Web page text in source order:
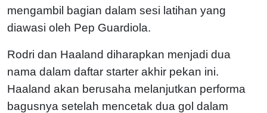
mengambil bagian dalam sesi latihan yang
diawasi oleh Pep Guardiola.
Rodri dan Haaland diharapkan menjadi dua
nama dalam daftar starter akhir pekan ini.
Haaland akan berusaha melanjutkan performa
bagusnya setelah mencetak dua gol dalam